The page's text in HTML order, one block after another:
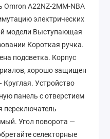
A22NZ-2MM-NBA
электрических
модели Выступающая
Короткая ручка.
подсветка. Корпус
хорошо защищен
Устройство
панель с отверстием
переключатель
Угол поворота —
селекторные